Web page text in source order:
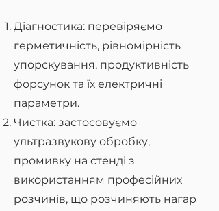
Діагностика: перевіряємо
герметичність, рівномірність
упорскування, продуктивність
форсунок та їх електричні
параметри.
Чистка: застосовуємо
ультразвукову обробку,
промивку на стенді з
використанням професійних
розчинів, що розчиняють нагар